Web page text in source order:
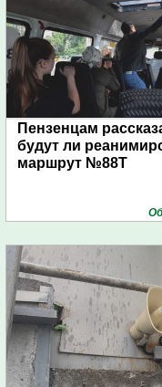
Пензенцам
будут ли
маршрут №88Т